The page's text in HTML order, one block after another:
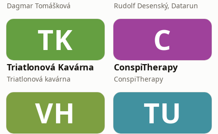
Dagmar Tomášková Rudolf Desenský, Datarun
TK
Triatlonová Kavárna
Triatlonová kavárna
C
ConspiTherapy
ConspiTherapy
VH TU